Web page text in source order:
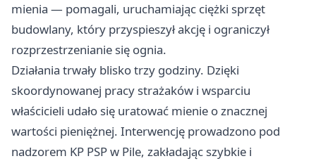
mienia — pomagali, uruchamiając ciężki sprzęt
budowlany, który przyspieszył akcję i ograniczył
rozprzestrzenianie się ognia.
Działania trwały blisko trzy godziny. Dzięki
skoordynowanej pracy strażaków i wsparciu
właścicieli udało się uratować mienie o znacznej
wartości pieniężnej. Interwencję prowadzono pod
nadzorem KP PSP w Pile, zakładając szybkie i